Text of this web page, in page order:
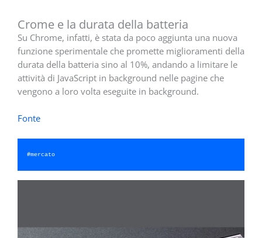
Crome e la durata della batteria
Su Chrome, infatti, è stata da poco aggiunta una nuova
funzione sperimentale che promette miglioramenti della
durata della batteria sino al 10%, andando a limitare le
attività di JavaScript in background nelle pagine che
vengono a loro volta eseguite in background.
Fonte
#mercato